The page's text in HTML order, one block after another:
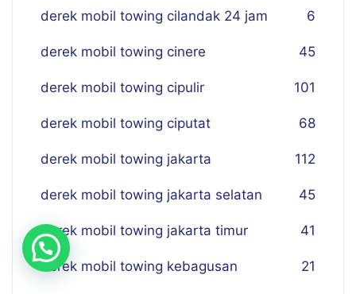
derek mobil towing cilandak 24 jam 6
derek mobil towing cinere 45
derek mobil towing cipulir 101
derek mobil towing ciputat 68
derek mobil towing jakarta 112
derek mobil towing jakarta selatan 45
derek mobil towing jakarta timur 41
derek mobil towing kebagusan 21